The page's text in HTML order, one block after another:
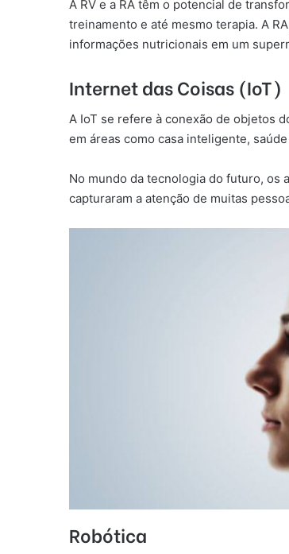
A RV e a RA têm o potencial de
treinamento e até mesmo terapia. A
informações nutricionais em um
Internet das Coisas (IoT)
A IoT se refere à conexão de objetos
em áreas como casa inteligente,
No mundo da tecnologia do futuro, os
capturaram a atenção de muitas
Robótica